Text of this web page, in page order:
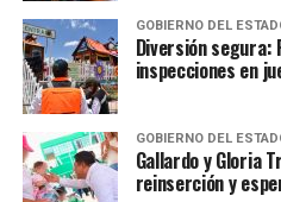
GOBIERNO DEL
Diversión
inspecciones en
GOBIERNO DEL
Gallardo y Gloria
reinserción y